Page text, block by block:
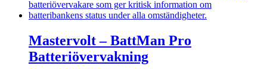
Mastervolt – BattMan Pro
Batteriövervakning